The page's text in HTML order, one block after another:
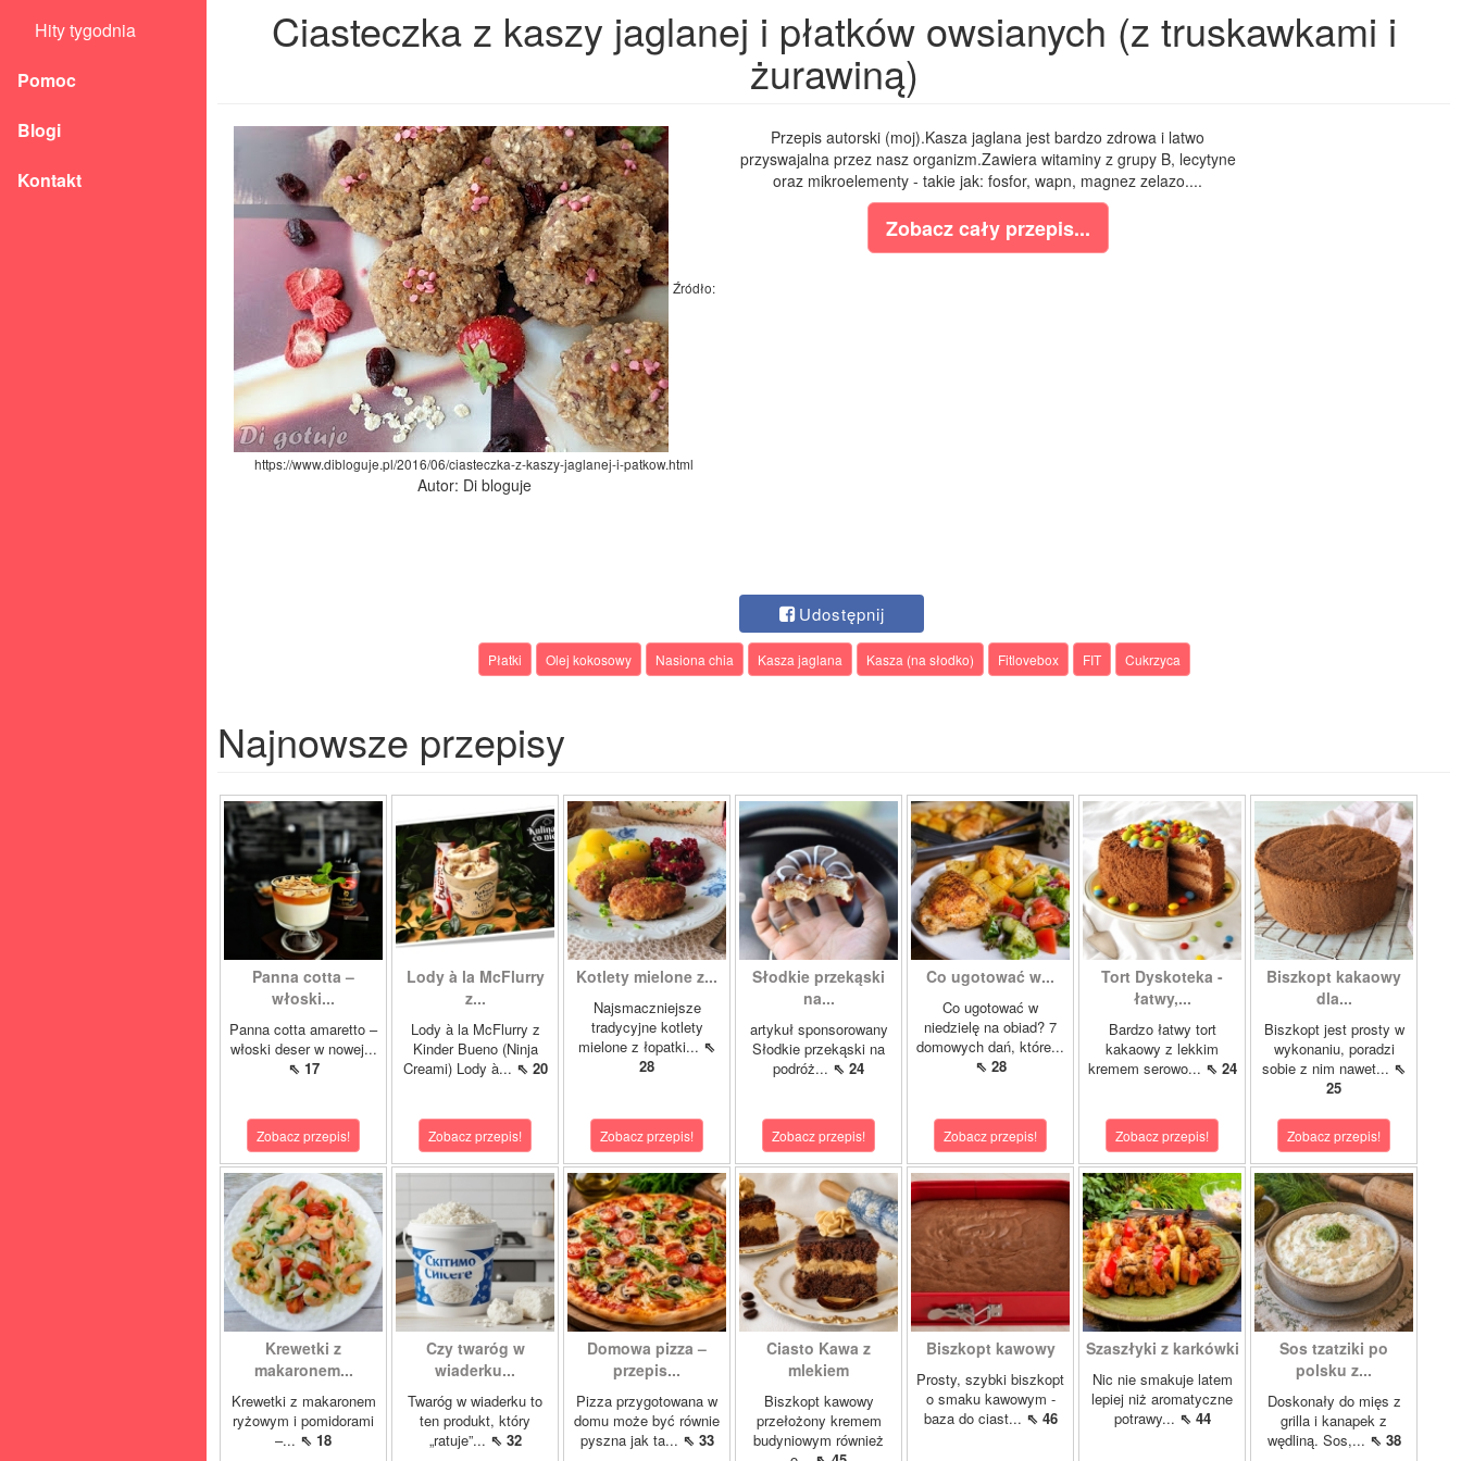
Hity tygodnia
Pomoc
Blogi
Kontakt
Ciasteczka z kaszy jaglanej i płatków owsianych (z truskawkami i
żurawiną)
Źródło:
https://www.dibloguje.pl/2016/06/ciasteczka-z-kaszy-jaglanej-i-patkow.html
Autor: Di bloguje
Przepis autorski (moj).Kasza jaglana jest bardzo zdrowa i latwo
przyswajalna przez nasz organizm.Zawiera witaminy z grupy B, lecytyne
oraz mikroelementy - takie jak: fosfor, wapn, magnez zelazo....
Zobacz cały przepis...
Udostępnij
Płatki Olej kokosowy Nasiona chia Kasza jaglana Kasza (na słodko) Fitlovebox FIT Cukrzyca
Najnowsze przepisy
Panna cotta –
włoski...
Panna cotta amaretto –
włoski deser w nowej...
⇖ 17
Zobacz przepis!
Lody à la McFlurry
z...
Lody à la McFlurry z
Kinder Bueno (Ninja
Creami) Lody à... ⇖ 20
Zobacz przepis!
Kotlety mielone z...
Najsmaczniejsze
tradycyjne kotlety
mielone z łopatki... ⇖
28
Zobacz przepis!
Słodkie przekąski
na...
artykuł sponsorowany
Słodkie przekąski na
podróż... ⇖ 24
Zobacz przepis!
Co ugotować w...
Co ugotować w
niedzielę na obiad? 7
domowych dań, które...
⇖ 28
Zobacz przepis!
Tort Dyskoteka -
łatwy,...
Bardzo łatwy tort
kakaowy z lekkim
kremem serowo... ⇖ 24
Zobacz przepis!
Biszkopt kakaowy
dla...
Biszkopt jest prosty w
wykonaniu, poradzi
sobie z nim nawet... ⇖
25
Zobacz przepis!
Krewetki z
makaronem...
Krewetki z makaronem
ryżowym i pomidorami
–... ⇖ 18
Czy twaróg w
wiaderku...
Twaróg w wiaderku to
ten produkt, który
„ratuje”... ⇖ 32
Domowa pizza –
przepis...
Pizza przygotowana w
domu może być równie
pyszna jak ta... ⇖ 33
Ciasto Kawa z
mlekiem
Biszkopt kawowy
przełożony kremem
budyniowym również
Biszkopt kawowy
Prosty, szybki biszkopt
o smaku kawowym -
baza do ciast... ⇖ 46
Szaszłyki z karkówki
Nic nie smakuje latem
lepiej niż aromatyczne
potrawy... ⇖ 44
Sos tzatziki po
polsku z...
Doskonały do mięs z
grilla i kanapek z
wędliną. Sos,... ⇖ 38